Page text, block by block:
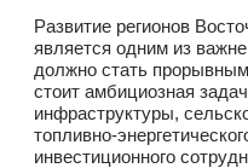
Развитие регионов
является одним из
должно стать
стоит амбициозная
инфраструктуры,
топливно-
инвестиционного